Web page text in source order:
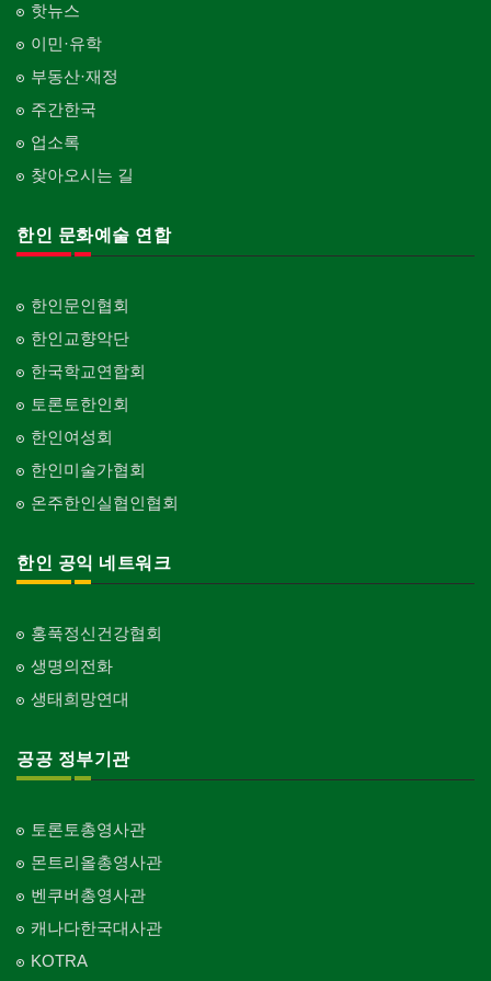
핫뉴스
이민·유학
부동산·재정
주간한국
업소록
찾아오시는 길
한인 문화예술 연합
한인문인협회
한인교향악단
한국학교연합회
토론토한인회
한인여성회
한인미술가협회
온주한인실협인협회
한인 공익 네트워크
홍푹정신건강협회
생명의전화
생태희망연대
공공 정부기관
토론토총영사관
몬트리올총영사관
벤쿠버총영사관
캐나다한국대사관
KOTRA